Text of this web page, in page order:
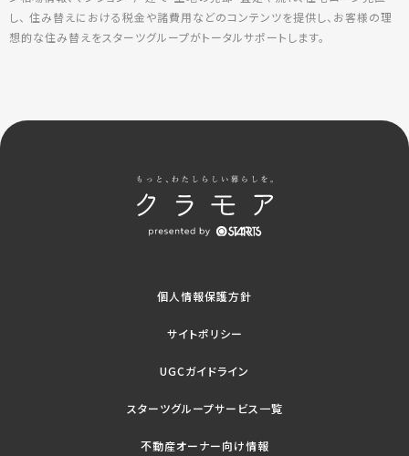
し、 住み替えにおける税金や諸費用などのコンテンツを提供し、お客様の理
想的な住み替えをスターツグループがトータルサポートします。
個人情報保護方針
サイトポリシー
UGCガイドライン
スターツグループサービス一覧
不動産オーナー向け情報